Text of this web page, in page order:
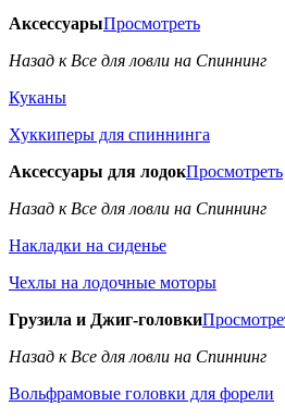
АксессуарыПросмотреть
Назад к Все для ловли на Спиннинг
Куканы
Хуккиперы для спиннинга
Аксессуары для лодокПросмотреть
Назад к Все для ловли на Спиннинг
Накладки на сиденье
Чехлы на лодочные моторы
Грузила и Джиг-головки
Назад к Все для ловли на Спиннинг
Вольфрамовые головки для форели